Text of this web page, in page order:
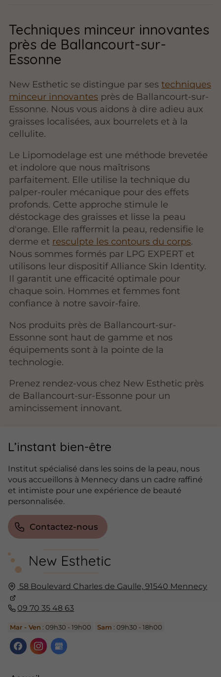
Techniques minceur innovantes
près de Ballancourt-sur-
Essonne
New Esthetic se distingue par ses techniques
minceur innovantes près de Ballancourt-sur-
Essonne. Nous vous aidons à dire adieu aux
graisses localisées, aux bourrelets et à la
cellulite.
Le Lipomodelage est une méthode brevetée
et indolore que nous maîtrisons
parfaitement. Elle utilise la technique du
palper-rouler mécanique pour des effets
profonds. Cette approche stimule le
déstockage des graisses et lisse la peau
d'orange. Elle raffermit la peau, redensifie le
derme et resculpte les contours du corps.
Nous sommes formés par LPG EXPERT et
utilisons leur dispositif Alliance Skin Identity.
Il garantit une efficacité optimale pour
chaque soin. Hommes et femmes font
confiance à notre savoir-faire.
Nos produits près de Ballancourt-sur-
Essonne sont haut de gamme et nos
équipements sont à la pointe de la
technologie.
Prenez rendez-vous chez New Esthetic près
de Ballancourt-sur-Essonne pour un
amincissement innovant.
58 Boulevard Charles de Gaulle, 91540 Mennecy
09 70 35 48 63
Mar - Ven : 09h30 - 19h00 Sam : 09h30 - 18h00
L’instant bien-être
Institut spécialisé dans les soins de la peau, nous
vous accueillons à Mennecy dans un cadre raffiné
et intimiste pour une expérience de beauté
personnalisée.
Contactez-nous